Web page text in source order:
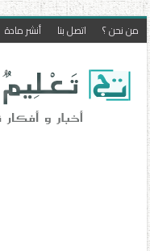
من نحن ؟ اتصل بنا أنشر مادة